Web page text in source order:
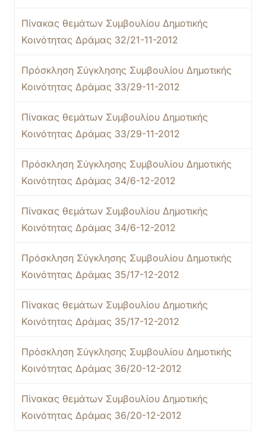
Πίνακας θεμάτων Συμβουλίου Δημοτικής
Κοινότητας Δράμας 32/21-11-2012
Πρόσκληση Σύγκλησης Συμβουλίου Δημοτικής
Κοινότητας Δράμας 33/29-11-2012
Πίνακας θεμάτων Συμβουλίου Δημοτικής
Κοινότητας Δράμας 33/29-11-2012
Πρόσκληση Σύγκλησης Συμβουλίου Δημοτικής
Κοινότητας Δράμας 34/6-12-2012
Πίνακας θεμάτων Συμβουλίου Δημοτικής
Κοινότητας Δράμας 34/6-12-2012
Πρόσκληση Σύγκλησης Συμβουλίου Δημοτικής
Κοινότητας Δράμας 35/17-12-2012
Πίνακας θεμάτων Συμβουλίου Δημοτικής
Κοινότητας Δράμας 35/17-12-2012
Πρόσκληση Σύγκλησης Συμβουλίου Δημοτικής
Κοινότητας Δράμας 36/20-12-2012
Πίνακας θεμάτων Συμβουλίου Δημοτικής
Κοινότητας Δράμας 36/20-12-2012